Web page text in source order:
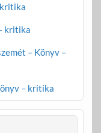
kritika
kritika
– Könyv –
– kritika